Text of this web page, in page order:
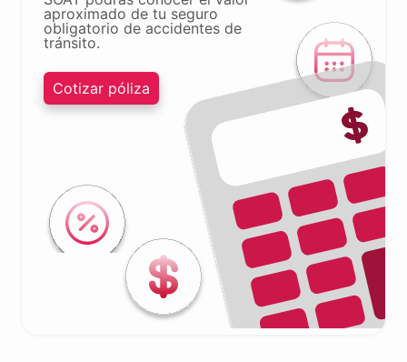
aproximado de tu seguro
obligatorio de accidentes de
tránsito.
Cotizar póliza